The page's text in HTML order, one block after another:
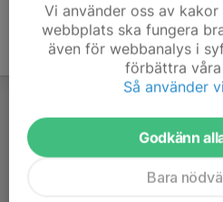
Vi använder oss av
webbplats ska fungera
även för webbanalys i
förbättra
Så använder
Godkänn
Bara